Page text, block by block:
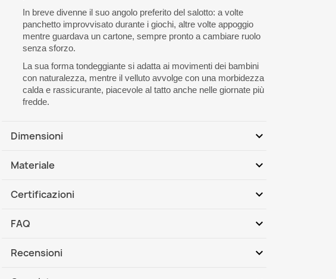
In breve divenne il suo angolo preferito del salotto: a volte
panchetto improvvisato durante i giochi, altre volte appoggio
mentre guardava un cartone, sempre pronto a cambiare ruolo
senza sforzo.
La sua forma tondeggiante si adatta ai movimenti dei bambini
con naturalezza, mentre il velluto avvolge con una morbidezza
calda e rassicurante, piacevole al tatto anche nelle giornate più
fredde.
Dimensioni expand_more
Le dimensioni possono variare +/- 5%
Materiale expand_more
dei liquidi.
Certificazioni expand_more
Prodotto senza ftalati, conforme a
FAQ expand_more
Che cos'è il peluche di cui sono fatti i pouf sacco?
Recensioni expand_more